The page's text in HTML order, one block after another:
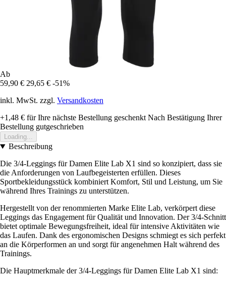
Ab
59,90 € 29,65 € -51%
inkl. MwSt. zzgl. Versandkosten
+1,48 € für Ihre nächste Bestellung geschenkt Nach Bestätigung Ihrer
Bestellung gutgeschrieben
Loading...
Beschreibung
Die 3/4-Leggings für Damen Elite Lab X1 sind so konzipiert, dass sie
die Anforderungen von Laufbegeisterten erfüllen. Dieses
Sportbekleidungsstück kombiniert Komfort, Stil und Leistung, um Sie
während Ihres Trainings zu unterstützen.
Hergestellt von der renommierten Marke Elite Lab, verkörpert diese
Leggings das Engagement für Qualität und Innovation. Der 3/4-Schnitt
bietet optimale Bewegungsfreiheit, ideal für intensive Aktivitäten wie
das Laufen. Dank des ergonomischen Designs schmiegt es sich perfekt
an die Körperformen an und sorgt für angenehmen Halt während des
Trainings.
Die Hauptmerkmale der 3/4-Leggings für Damen Elite Lab X1 sind: